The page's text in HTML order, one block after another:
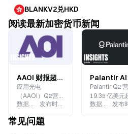
BLANKV2兑HKD
阅读最新加密货币新闻
AAOI 财报超预期为何股价震荡？800G 与 1.6T 光模块需求能否支撑 AI 增长逻辑？
应用光电
（AAOI）Q2营收
同比增86%并重
引保守引发股价
数据来源 :Gate.blog
发布时间 2026-08-07
Palantir Q2
19.35 亿美元
期，AIP 驱动
数据来源 :
常见问题